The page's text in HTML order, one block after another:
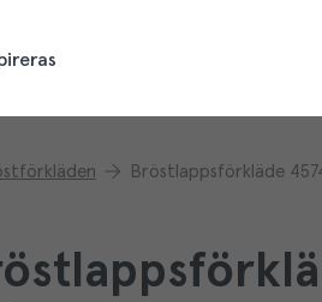
Bröstlappsförkläde